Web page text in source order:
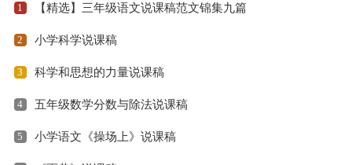
1 【精选】三年级语文说课稿范文锦集九篇
2 小学科学说课稿
3 科学和思想的力量说课稿
4 五年级数学分数与除法说课稿
5 小学语文《操场上》说课稿